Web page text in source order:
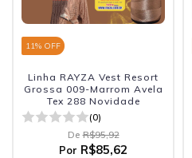
11% OFF
Linha RAYZA Vest Resort
Grossa 009-Marrom Avela
Tex 288 Novidade
(0)
De R$95,92
Por R$85,62